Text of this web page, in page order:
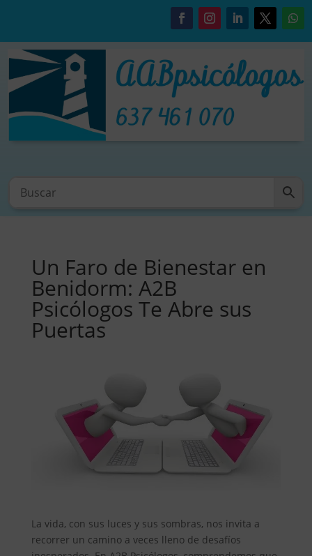
Un Faro de Bienestar en
Benidorm: A2B
Psicólogos Te Abre sus
Puertas
La vida, con sus luces y sus sombras, nos invita a
recorrer un camino a veces lleno de desafíos